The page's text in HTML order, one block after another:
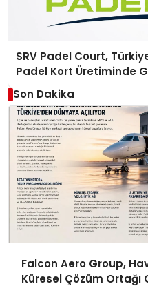
SRV Padel Court,
Padel Kort Üretiminde
Son Dakika
Falcon Aero Group,
Küresel Çözüm